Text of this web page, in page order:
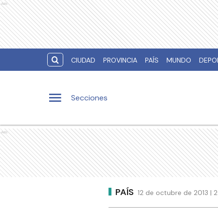
Ads
CIUDAD PROVINCIA PAÍS MUNDO
Secciones
Ads
PAÍS 12 de octubre de 2013 |